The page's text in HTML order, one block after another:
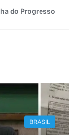
BRASIL